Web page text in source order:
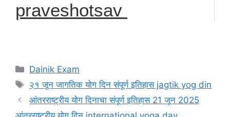
praveshotsav
Categories
Dainik Exam
Tags
२१ जून जागतिक योग दिन संपूर्ण इतिहास jagtik yog din
आंतरराष्ट्रीय योग दिनाचा संपूर्ण इतिहास 21 जून 2025